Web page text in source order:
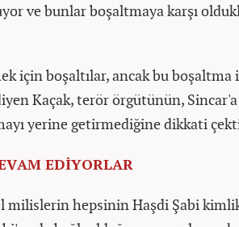
ve bunlar boşaltmaya karşı
için boşaltılar, ancak bu boşaltma
Kaçak, terör örgütünün,
yerine getirmediğine dikkati
EDİYORLAR
milislerin hepsinin Haşdi Şabi